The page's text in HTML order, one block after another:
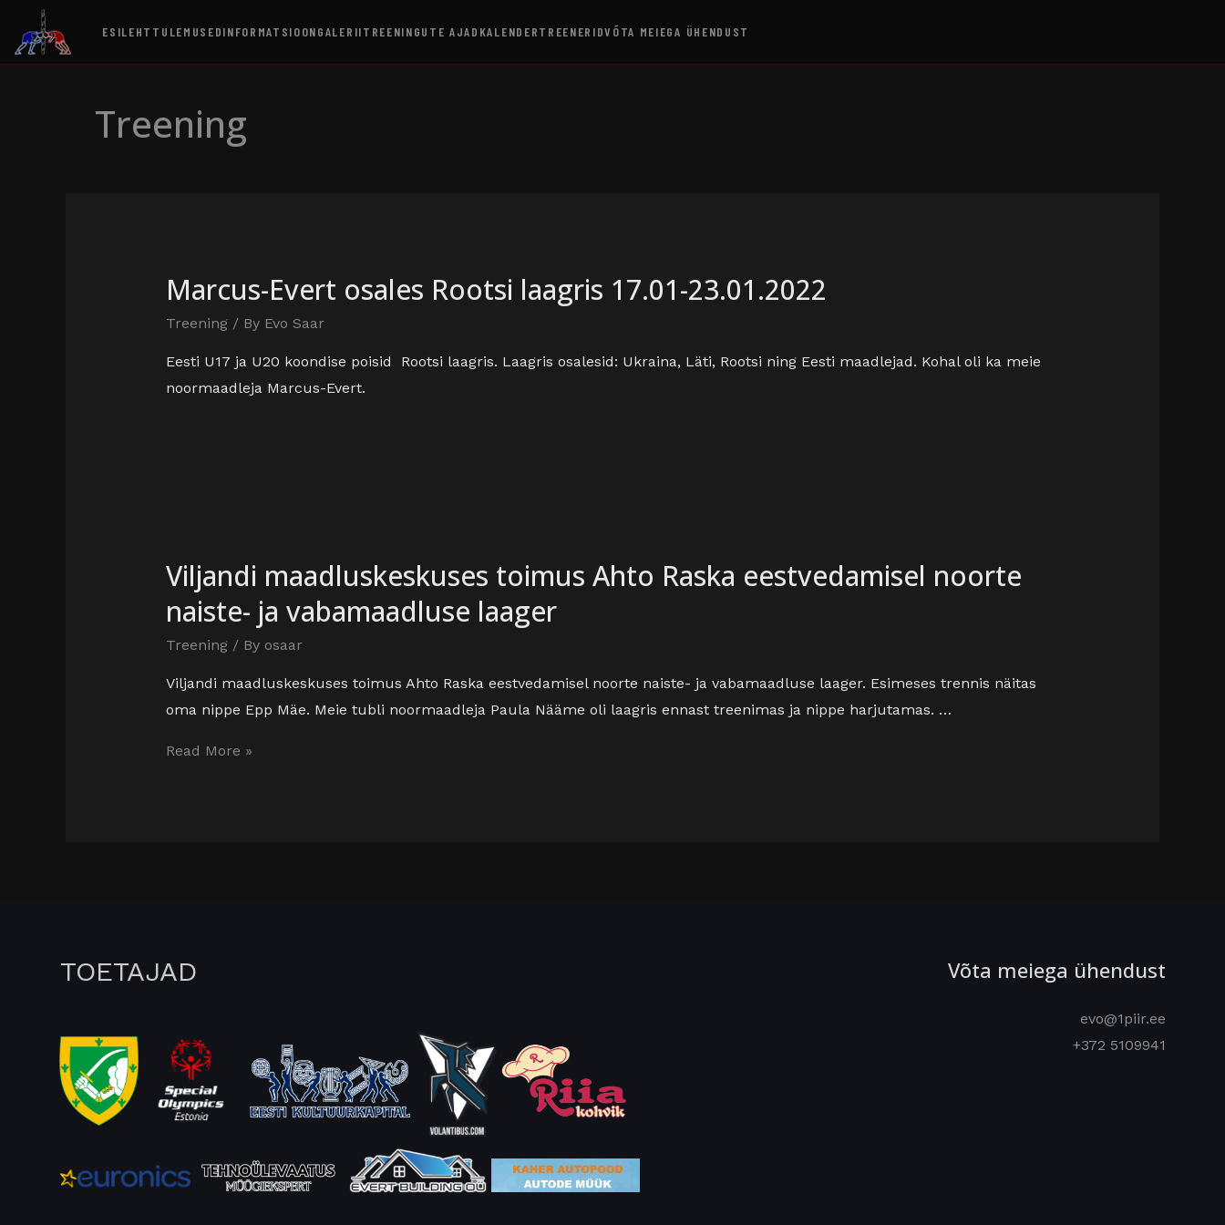
ESILEHT TULEMUSEDINFORMATSIOONGALERIITREENINGUTE AJAD KALENDERTREENERIDVÕTA MEIEGA ÜHENDUST
Treening
Marcus-Evert osales Rootsi laagris 17.01-23.01.2022
Treening / By Evo Saar
Eesti U17 ja U20 koondise poisid Rootsi laagris. Laagris osalesid: Ukraina, Läti, Rootsi ning Eesti maadlejad. Kohal oli ka meie
noormaadleja Marcus-Evert.
Viljandi maadluskeskuses toimus Ahto Raska eestvedamisel noorte
naiste- ja vabamaadluse laager
Treening / By osaar
Viljandi maadluskeskuses toimus Ahto Raska eestvedamisel noorte naiste- ja vabamaadluse laager. Esimeses trennis näitas
oma nippe Epp Mäe. Meie tubli noormaadleja Paula Nääme oli laagris ennast treenimas ja nippe harjutamas. …
Read More »
TOETAJAD Võta meiega ühendust
evo@1piir.ee
+372 5109941